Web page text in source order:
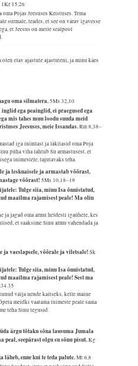
1Kr 15,26
Pojas Jeesuses Kristuses. Tema
surmale, teades, et see on värav igavesse
et Jeesus on meile sealpool
elav ajastute ajastuteni, ja minu käes
oma silmatera.5Ms 32,10
ega peainglid, ei praegused ega
mis tahes muu loodu suuda meid
Jeesuses, meie Issandas.Rm 8,38–
iga inimlast ja läkitasid oma Poja
püha viha lähtub Su armastusest, et
inimestele, tajutavaks teha.
ja lesknaisele ja armastab võõrast,
võõrast!5Ms 10,18–19
Tulge siia, minu Isa õnnistatud,
maailma rajamisest peale! Ma olin
ja jagad oma armu heldesti igaühele, kes
et saaksime Sinu armu vahendada ja
ja vaeslapsele, võõrale ja viletsale!Sk
Tulge siia, minu Isa õnnistatud,
maailma rajamisest peale! Sest ma
välja nende kaitseks, kelle maine
meidki vaatama inimeste peale sama
teha Sinu tegusid.
ärgu tõtaku sõna lausuma Jumala
peal, seepärast olgu su sõnu pisut.Kg
läheb, enne kui te teda palute.Mt 6,8